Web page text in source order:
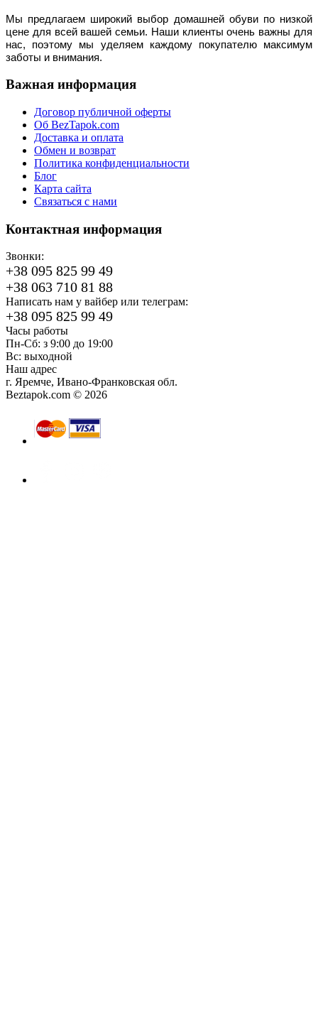
Мы предлагаем широкий выбор домашней обуви по низкой
цене для всей вашей семьи. Наши клиенты очень важны для
нас, поэтому мы уделяем каждому покупателю максимум
заботы и внимания.
Важная информация
Договор публичной оферты
Об BezTapok.com
Доставка и оплата
Обмен и возврат
Политика конфиденциальности
Блог
Карта сайта
Связаться с нами
Контактная информация
Звонки:
+38 095 825 99 49
+38 063 710 81 88
Написать нам у вайбер или телеграм:
+38 095 825 99 49
Часы работы
Пн-Сб: з 9:00 до 19:00
Вс: выходной
Наш адрес
г. Яремче, Ивано-Франковская обл.
Beztapok.com © 2026